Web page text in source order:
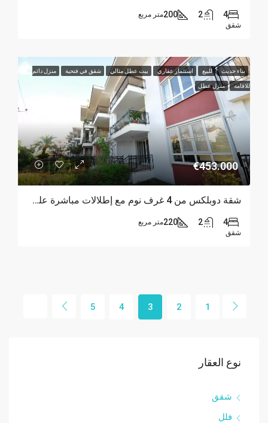
4
2
200متر مربع
شقق
بناء حديث للبيع استثمار عقاري بيت عطل مثالي شقق في فتحية منزل دائم
للاقامة منزل عطل
€453.000
شقة دوبلكس من 4 غرف نوم مع إطلالات مباشرة على البحر
4
2
220متر مربع
شقق
1
2
3
4
5
نوع العقار
شقق
فلل